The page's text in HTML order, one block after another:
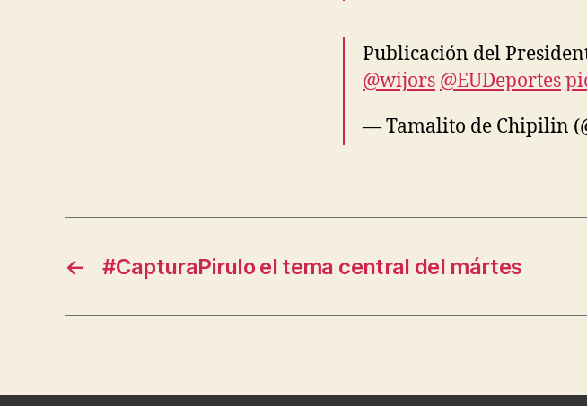
Publicación del
@wijors @EUDeportes
— Tamalito de Chipilin
← #CapturaPirulo el tema central del mártes